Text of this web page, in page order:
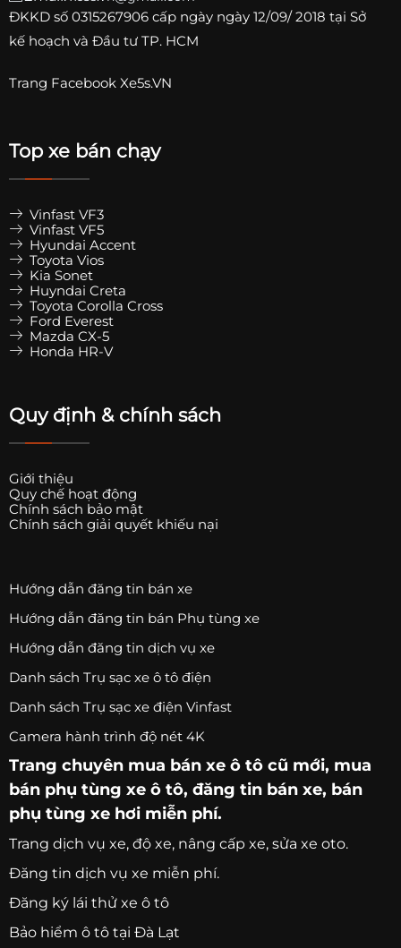
ĐKKD số 0315267906 cấp ngày ngày 12/09/ 2018 tại Sở
kế hoạch và Đầu tư TP. HCM
Trang Facebook Xe5s.VN
Top xe bán chạy
Vinfast VF3
Vinfast VF5
Hyundai Accent
Toyota Vios
Kia Sonet
Huyndai Creta
Toyota Corolla Cross
Ford Everest
Mazda CX-5
Honda HR-V
Quy định & chính sách
Giới thiệu
Quy chế hoạt động
Chính sách bảo mật
Chính sách giải quyết khiếu nại
Hướng dẫn đăng tin bán xe
Hướng dẫn đăng tin bán Phụ tùng xe
Hướng dẫn đăng tin dịch vụ xe
Danh sách Trụ sạc xe ô tô điện
Danh sách Trụ sạc xe điện Vinfast
Camera hành trình độ nét 4K
Trang chuyên mua bán xe ô tô cũ mới, mua
bán phụ tùng xe ô tô, đăng tin bán xe, bán
phụ tùng xe hơi miễn phí.
Trang dịch vụ xe, độ xe, nâng cấp xe, sửa xe oto.
Đăng tin dịch vụ xe miễn phí.
Đăng ký lái thử xe ô tô
Bảo hiểm ô tô tại Đà Lạt